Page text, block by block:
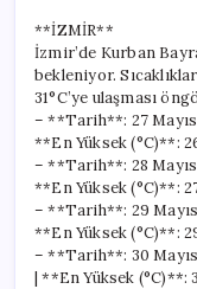
**İZMİR**
İzmir’de Kurban
bekleniyor.
31°C’ye ulaşması
– **Tarih**: 27 Mayıs
**En Yüksek (°C)**:
– **Tarih**: 28 Mayıs
**En Yüksek (°C)**:
– **Tarih**: 29 Mayıs
**En Yüksek (°C)**:
– **Tarih**: 30
| **En Yüksek (°C)**: